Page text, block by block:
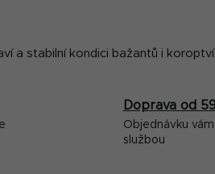
a stabilní kondici bažantů i koroptví.
Doprava od
Objednávku
službou